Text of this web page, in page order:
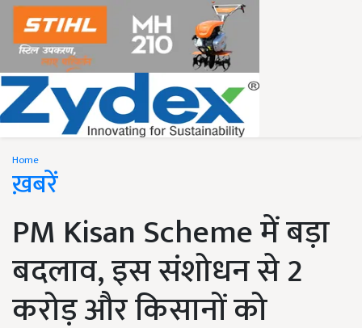
Home
ख़बरें
PM Kisan Scheme में बड़ा
बदलाव, इस संशोधन से 2
करोड़ और किसानों को